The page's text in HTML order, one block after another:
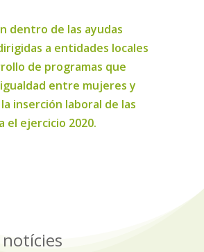
dentro de las ayudas
a entidades locales
de programas que
entre mujeres y
inserción laboral de las
el ejercicio 2020.